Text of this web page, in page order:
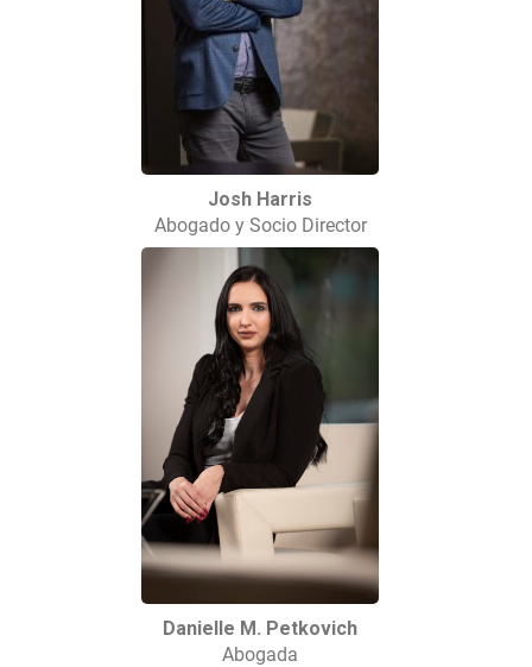
Josh Harris
Abogado y Socio Director
Danielle M. Petkovich
Abogada